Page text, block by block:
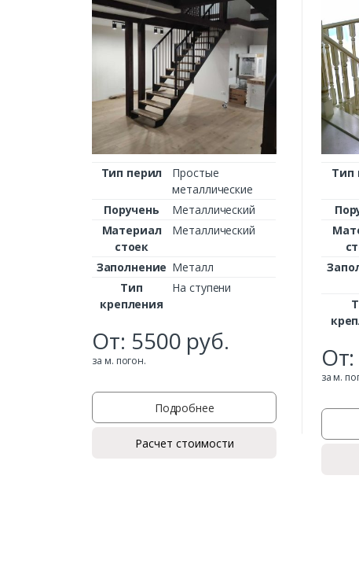
Тип перил
Простые
металлические
Поручень
Металлический
Материал
стоек
Металлический
Заполнение Металл
Тип
крепления
На ступени
От: 5500 руб.
за м. погон.
Подробнее
Расчет стоимости
Тип
От:
за м.